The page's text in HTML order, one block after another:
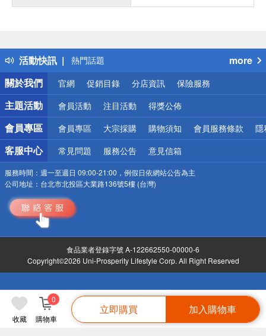
收藏 購物車
0
立即購買 加入購物車
活動快訊
得獎公告
熱門話題
銀行優惠
偏遠地區配送
詐騙網頁！請小心！
more
關於我們
官網 促銷目錄 分店資訊 保險服務
主題活動 會員活動 注目活動 得獎公佈
會員專區 會員專區 大宗採購 購物須知 會員服務條款 隱
客服中心 常見問題 服務公告 意見信箱
服務時間： 週一至週日 09:00-21:00，例假日依網站公告為主
公司地址： 台北市北投區大業路136號5樓 (台灣)
食品業者登錄字號 A-122662550-00000-6
Copyright©2026 Uni-Prosperity Lifestyle Corp. All Right Reserved